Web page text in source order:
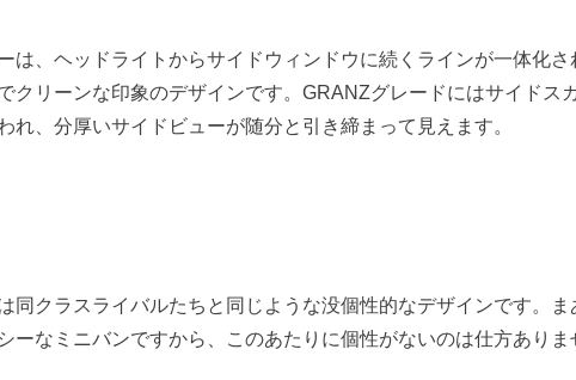
は、ヘッドライトからサイドウィンドウに続くラインが一体化
クリーンな印象のデザインです。GRANZグレードにはサイドス
れ、分厚いサイドビューが随分と引き締まって見えます。
同クラスライバルたちと同じような没個性的なデザインです。
ーなミニバンですから、このあたりに個性がないのは仕方ありま